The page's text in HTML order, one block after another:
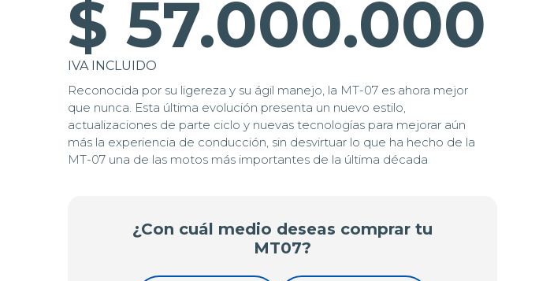
$ 57.000.000
IVA INCLUIDO
Reconocida por su ligereza y su ágil manejo, la MT-07 es ahora mejor
que nunca. Esta última evolución presenta un nuevo estilo,
actualizaciones de parte ciclo y nuevas tecnologías para mejorar aún
más la experiencia de conducción, sin desvirtuar lo que ha hecho de la
MT-07 una de las motos más importantes de la última década
¿Con cuál medio deseas comprar tu
MT07?